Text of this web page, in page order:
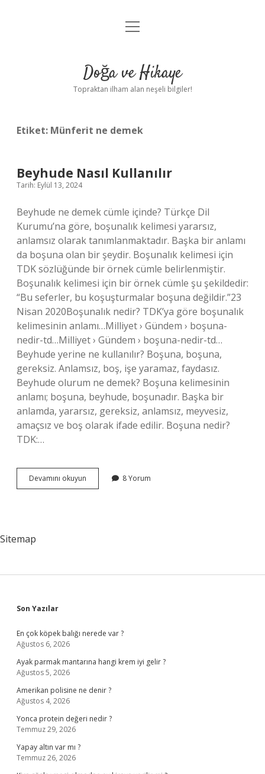
Anasayfa
Yasal Uyarı
menüyü
Doğa ve Hikaye
Topraktan ilham alan neşeli bilgiler!
Etiket: Münferit ne demek
Beyhude Nasıl Kullanılır
Tarih: Eylül 13, 2024
Beyhude ne demek cümle içinde? Türkçe Dil
Kurumu’na göre, boşunalık kelimesi yararsız,
anlamsız olarak tanımlanmaktadır. Başka bir anlamı
da boşuna olan bir şeydir. Boşunalık kelimesi için
TDK sözlüğünde bir örnek cümle belirlenmiştir.
Boşunalık kelimesi için bir örnek cümle şu şekildedir:
“Bu seferler, bu koşuşturmalar boşuna değildir.”23
Nisan 2020Boşunalık nedir? TDK’ya göre boşunalık
kelimesinin anlamı…Milliyet › Gündem › boşuna-
nedir-td…Milliyet › Gündem › boşuna-nedir-td…
Beyhude yerine ne kullanılır? Boşuna, boşuna,
gereksiz. Anlamsız, boş, işe yaramaz, faydasız.
Beyhude olurum ne demek? Boşuna kelimesinin
anlamı; boşuna, beyhude, boşunadır. Başka bir
anlamda, yararsız, gereksiz, anlamsız, meyvesiz,
amaçsız ve boş olarak ifade edilir. Boşuna nedir?
TDK:…
Devamını okuyun Beyhude
Nasıl
8 Yorum
Sitemap
Sidebar
Son Yazılar
En çok köpek balığı nerede var ?
Ağustos 6, 2026
Ayak parmak mantarına hangi krem iyi gelir ?
Ağustos 5, 2026
Amerikan polisine ne denir ?
Ağustos 4, 2026
Yonca protein değeri nedir ?
Temmuz 29, 2026
Yapay altın var mı ?
Temmuz 26, 2026